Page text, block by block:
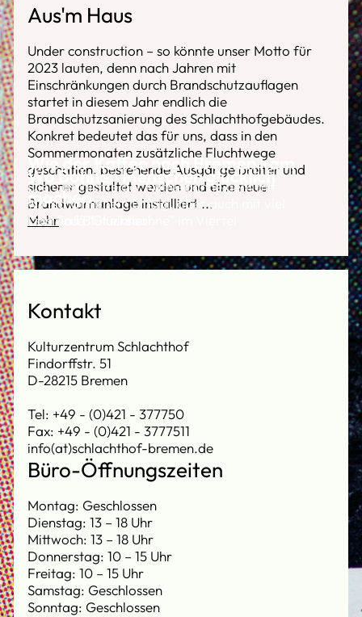
Aus'm Haus
Under construction – so könnte unser Motto für
2023 lauten, denn nach Jahren mit
Einschränkungen durch Brandschutzauflagen
startet in diesem Jahr endlich die
Brandschutzsanierung des Schlachthofgebäudes.
Konkret bedeutet das für uns, dass in den
Sommermonaten zusätzliche Fluchtwege
geschaffen, bestehende Ausgänge breiter und
sicherer gestaltet werden und eine neue
Brandwarnanlage installiert ...
Mehr
Wie der Kaffee nach Bremen kam
Die Geschichte der Kaffeebohne geht mit
wirtschaftlichem Erfolg, aber auch mit viel
Leid und Blut einher.
Wo Bohnen Menschen glücklich
machen
Das Café "Glücksbohne" im Viertel
Kontakt
Kulturzentrum Schlachthof
Findorffstr. 51
D-28215 Bremen
Tel: +49 - (0)421 - 377750
Fax: +49 - (0)421 - 3777511
info(at)schlachthof-bremen.de
Büro-Öffnungszeiten
Montag: Geschlossen
Dienstag: 13 – 18 Uhr
Mittwoch: 13 – 18 Uhr
Donnerstag: 10 – 15 Uhr
Freitag: 10 – 15 Uhr
Samstag: Geschlossen
Sonntag: Geschlossen